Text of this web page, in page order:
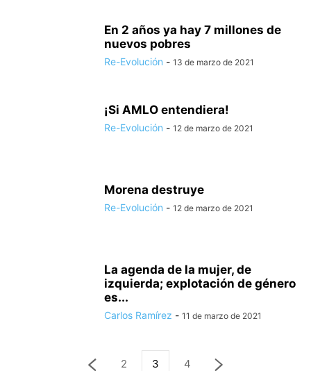
En 2 años ya hay 7 millones de
nuevos pobres
Re-Evolución - 13 de marzo de 2021
¡Si AMLO entendiera!
Re-Evolución - 12 de marzo de 2021
Morena destruye
Re-Evolución - 12 de marzo de 2021
La agenda de la mujer, de
izquierda; explotación de género
es...
Carlos Ramírez - 11 de marzo de 2021
2 3 4